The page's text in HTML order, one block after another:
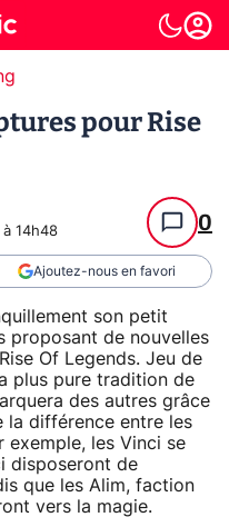
pour Rise
14h48 0
Ajoutez-nous en favori
son petit
proposant de nouvelles
Of Legends. Jeu de
plus pure tradition de
des autres grâce
la différence entre les
exemple, les Vinci se
disposeront de
que les Alim, faction
vers la magie.